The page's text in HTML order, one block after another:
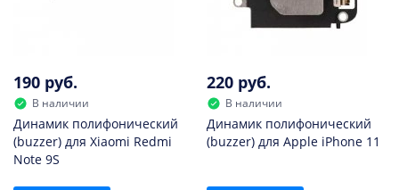
190 руб.
В наличии
Динамик полифонический
(buzzer) для Xiaomi Redmi
Note 9S
220 руб.
В наличии
Динамик полифонический
(buzzer) для Apple iPhone 11